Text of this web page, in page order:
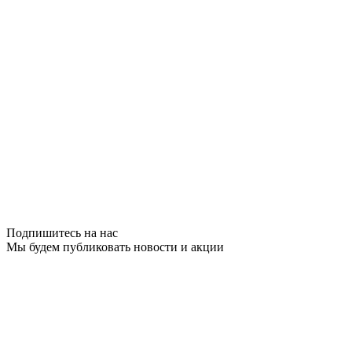
Подпишитесь на нас
Мы будем публиковать новости и акции